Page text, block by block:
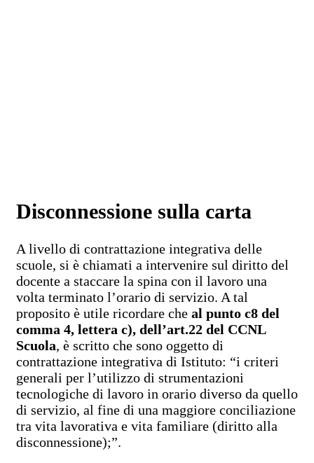
Disconnessione sulla carta
A livello di contrattazione integrativa delle
scuole, si è chiamati a intervenire sul diritto del
docente a staccare la spina con il lavoro una
volta terminato l’orario di servizio. A tal
proposito è utile ricordare che al punto c8 del
comma 4, lettera c), dell’art.22 del CCNL
Scuola, è scritto che sono oggetto di
contrattazione integrativa di Istituto: “i criteri
generali per l’utilizzo di strumentazioni
tecnologiche di lavoro in orario diverso da quello
di servizio, al fine di una maggiore conciliazione
tra vita lavorativa e vita familiare (diritto alla
disconnessione);”.